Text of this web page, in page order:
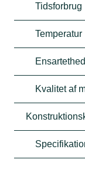
Tidsforbrug
Temperatur
Kvalitet af